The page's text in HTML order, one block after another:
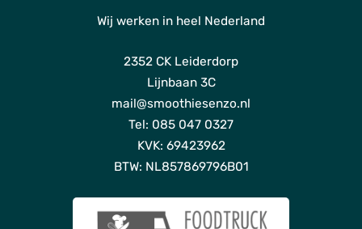
Wij werken in heel Nederland
2352 CK Leiderdorp
Lijnbaan 3C
mail@smoothiesenzo.nl
Tel: 085 047 0327
KVK: 69423962
BTW: NL857869796B01